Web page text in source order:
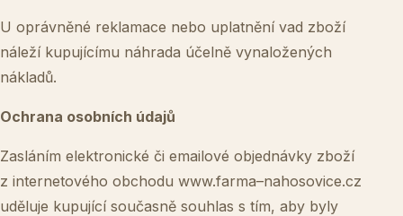
U oprávněné reklamace nebo uplatnění vad zboží
náleží kupujícímu náhrada účelně vynaložených
nákladů.
Ochrana osobních údajů
Zasláním elektronické či emailové objednávky zboží
z internetového obchodu www.farma–nahosovice.cz
uděluje kupující současně souhlas s tím, aby byly